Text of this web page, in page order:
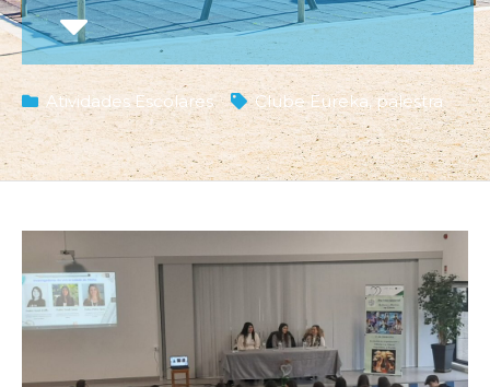
Atividades Escolares Clube Eureka,palestra